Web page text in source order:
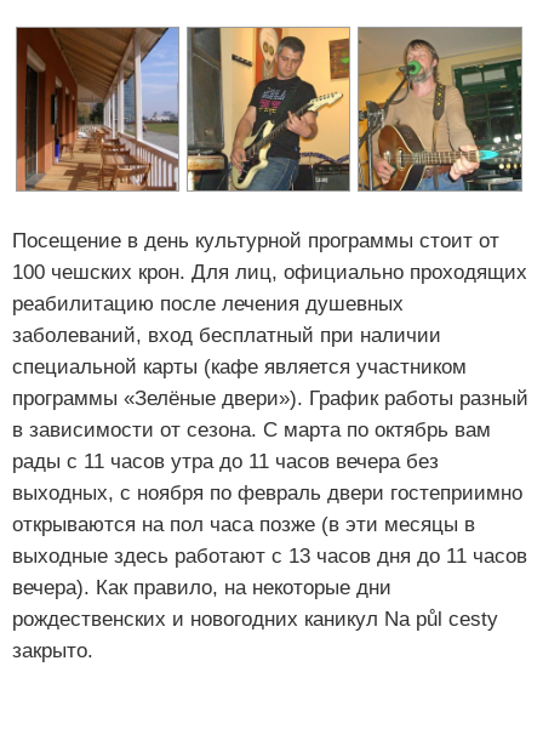
Посещение в день культурной программы стоит от
100 чешских крон. Для лиц, официально проходящих
реабилитацию после лечения душевных
заболеваний, вход бесплатный при наличии
специальной карты (кафе является участником
программы «Зелёные двери»). График работы разный
в зависимости от сезона. С марта по октябрь вам
рады с 11 часов утра до 11 часов вечера без
выходных, с ноября по февраль двери гостеприимно
открываются на пол часа позже (в эти месяцы в
выходные здесь работают с 13 часов дня до 11 часов
вечера). Как правило, на некоторые дни
рождественских и новогодних каникул Na půl cesty
закрыто.